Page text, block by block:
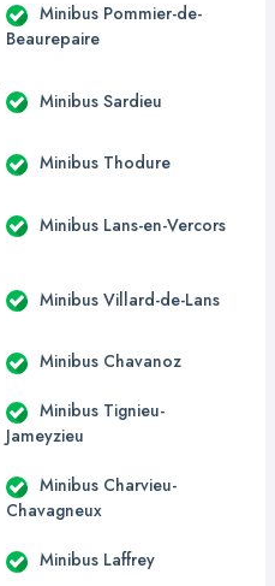
Minibus Pommier-de-
Beaurepaire
Minibus Sardieu
Minibus Thodure
Minibus Lans-en-Vercors
Minibus Villard-de-Lans
Minibus Chavanoz
Minibus Tignieu-
Jameyzieu
Minibus Charvieu-
Chavagneux
Minibus Laffrey